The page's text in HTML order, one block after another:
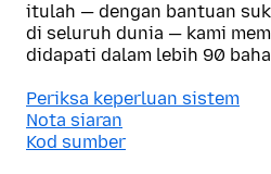
itulah — dengan bantuan
di seluruh dunia — kami
didapati dalam lebih 90
Periksa keperluan sistem
Nota siaran
Kod sumber